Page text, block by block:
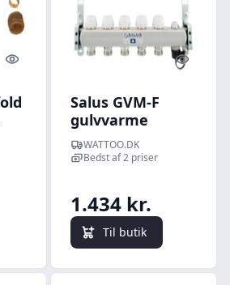
Quick look Quick
Salus GVM-F
gulvvarme
fordeler m.
flowmeter, til 5
WATTOO.DK
Bedst af 2 priser
1.434 kr.
Til butik